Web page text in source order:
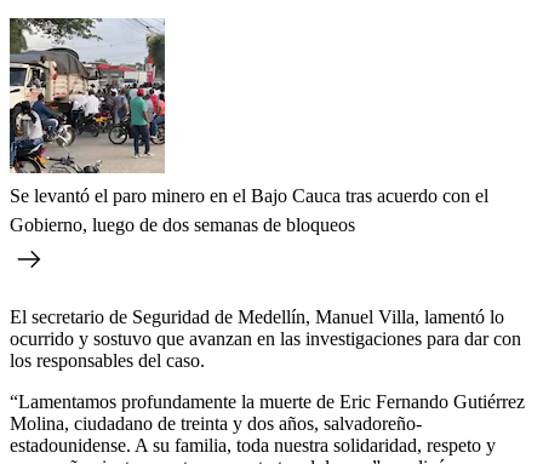
Se levantó el paro minero en el Bajo Cauca tras acuerdo con el
Gobierno, luego de dos semanas de bloqueos
El secretario de Seguridad de Medellín, Manuel Villa, lamentó lo
ocurrido y sostuvo que avanzan en las investigaciones para dar con
los responsables del caso.
“Lamentamos profundamente la muerte de Eric Fernando Gutiérrez
Molina, ciudadano de treinta y dos años, salvadoreño-
estadounidense. A su familia, toda nuestra solidaridad, respeto y